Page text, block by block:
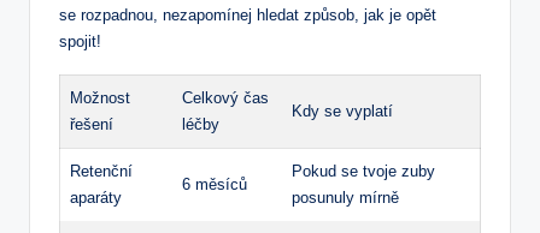
se rozpadnou, nezapomínej hledat způsob, jak je opět
spojit!
Možnost
řešení
Celkový čas
léčby
Kdy se vyplatí
Retenční
aparáty
6 měsíců
Pokud se tvoje zuby
posunuly mírně